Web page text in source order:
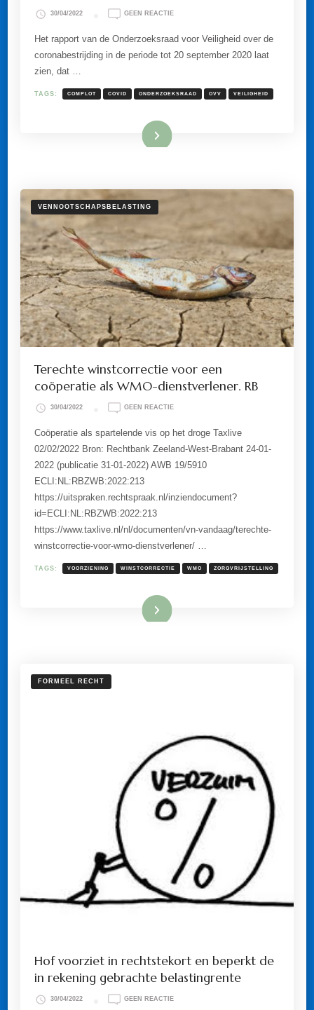
30/04/2022 GEEN REACTIEOP
NEDERLAND
WAS
NIET
EEN
Het rapport van de Onderzoeksraad voor Veiligheid over de
coronabestrijding in de periode tot 20 september 2020 laat
zien, dat …
TAGS: COMPLOT COVID ONDERZOEKSRAAD OVV VEILIGHEID
Lees meer
VENNOOTSCHAPSBELASTING
Terechte winstcorrectie voor een
coöperatie als WMO-dienstverlener. RB
30/04/2022 GEEN REACTIEOP
WINSTCORRECTIE
VOOR
EEN
ALS
RB
Coöperatie als spartelende vis op het droge Taxlive
02/02/2022 Bron: Rechtbank Zeeland-West-Brabant 24-01-
2022 (publicatie 31-01-2022) AWB 19/5910
ECLI:NL:RBZWB:2022:213
https://uitspraken.rechtspraak.nl/inziendocument?
id=ECLI:NL:RBZWB:2022:213
https://www.taxlive.nl/nl/documenten/vn-vandaag/terechte-
winstcorrectie-voor-wmo-dienstverlener/ …
TAGS: VOORZIENING WINSTCORRECTIE WMO ZORGVRIJSTELLING
Lees meer
FORMEEL RECHT
Hof voorziet in rechtstekort en beperkt de
in rekening gebrachte belastingrente
30/04/2022 GEEN REACTIEOP